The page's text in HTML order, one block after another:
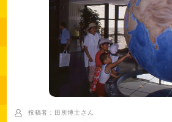
投稿者：田所博士さん